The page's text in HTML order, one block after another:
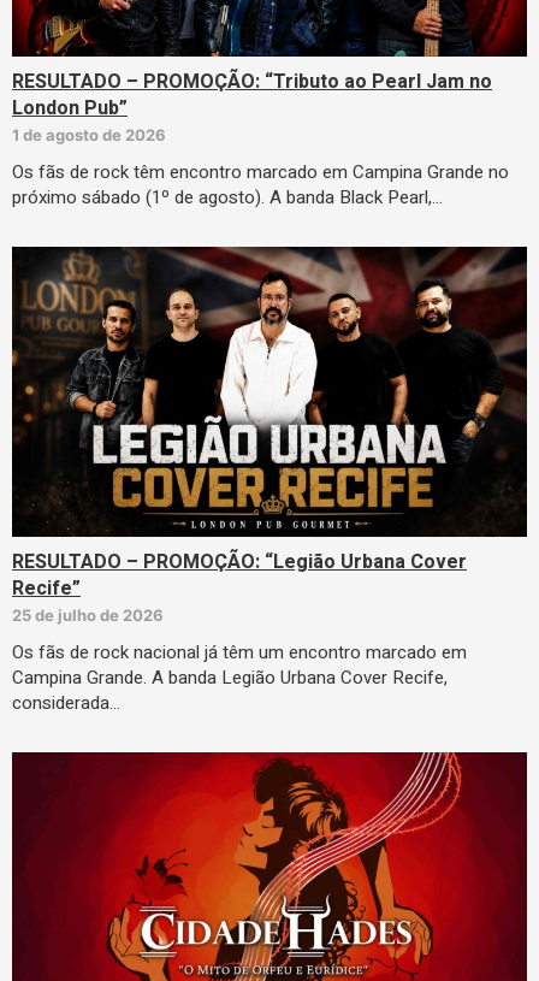
RESULTADO – PROMOÇÃO: “Tributo ao Pearl Jam no
London Pub”
1 de agosto de 2026
Os fãs de rock têm encontro marcado em Campina Grande no
próximo sábado (1º de agosto). A banda Black Pearl,…
RESULTADO – PROMOÇÃO: “Legião Urbana Cover
Recife”
25 de julho de 2026
Os fãs de rock nacional já têm um encontro marcado em
Campina Grande. A banda Legião Urbana Cover Recife,
considerada…